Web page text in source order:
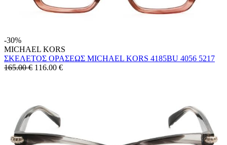
-30%
MICHAEL KORS
ΣΚΕΛΕΤΟΣ ΟΡΑΣΕΩΣ MICHAEL KORS 4185BU 4056 5217
165.00 € 116.00 €